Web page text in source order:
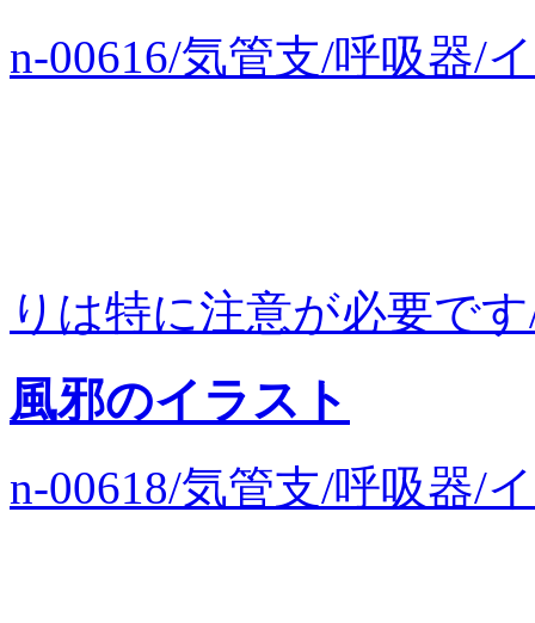
n-00616/気管支/呼吸器/
りは特に注意が必要で
風邪のイラスト
n-00618/気管支/呼吸器/